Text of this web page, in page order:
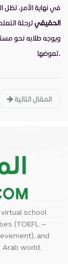
في نهاية الأمر، تظل
الحقيقيلرحلة
ويوجه طلابه نحو
تعوضها.
المقال التالية
school
(TOEFL –
and
world.